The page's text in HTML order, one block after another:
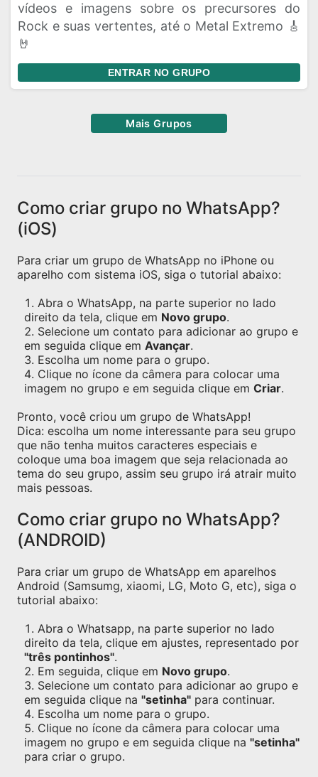
vídeos e imagens sobre os precursores do
Rock e suas vertentes, até o Metal Extremo 🎸
🤘
ENTRAR NO GRUPO
Mais Grupos
Como criar grupo no WhatsApp?
(iOS)
Para criar um grupo de WhatsApp no iPhone ou
aparelho com sistema iOS, siga o tutorial abaixo:
Abra o WhatsApp, na parte superior no lado
direito da tela, clique em Novo grupo.
Selecione um contato para adicionar ao grupo e
em seguida clique em Avançar.
Escolha um nome para o grupo.
Clique no ícone da câmera para colocar uma
imagem no grupo e em seguida clique em Criar.
Pronto, você criou um grupo de WhatsApp!
Dica: escolha um nome interessante para seu grupo
que não tenha muitos caracteres especiais e
coloque uma boa imagem que seja relacionada ao
tema do seu grupo, assim seu grupo irá atrair muito
mais pessoas.
Como criar grupo no WhatsApp?
(ANDROID)
Para criar um grupo de WhatsApp em aparelhos
Android (Samsumg, xiaomi, LG, Moto G, etc), siga o
tutorial abaixo:
Abra o Whatsapp, na parte superior no lado
direito da tela, clique em ajustes, representado por
"três pontinhos".
Em seguida, clique em Novo grupo.
Selecione um contato para adicionar ao grupo e
em seguida clique na "setinha" para continuar.
Escolha um nome para o grupo.
Clique no ícone da câmera para colocar uma
imagem no grupo e em seguida clique na "setinha"
para criar o grupo.